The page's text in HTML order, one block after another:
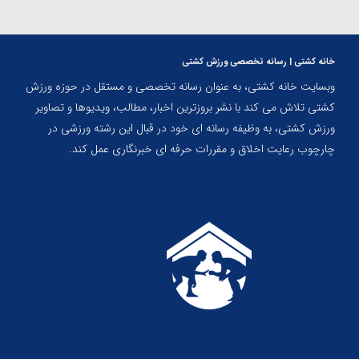
خانه کشتی | رسانه تخصصی ورزش کشتی
وبسایت خانه کشتی، به عنوان رسانه تخصصی و مستقل در حوزه ورزش
کشتی تلاش می کند با نشر بروزترین اخبار، مطالب، ویدیوها و تصاویر
ورزش کشتی، به وظیفه رسانه ای خود در قبال این رشته ورزشی در
چارچوب رعایت اخلاق و مقررات حرفه ای خبرنگاری عمل کند.